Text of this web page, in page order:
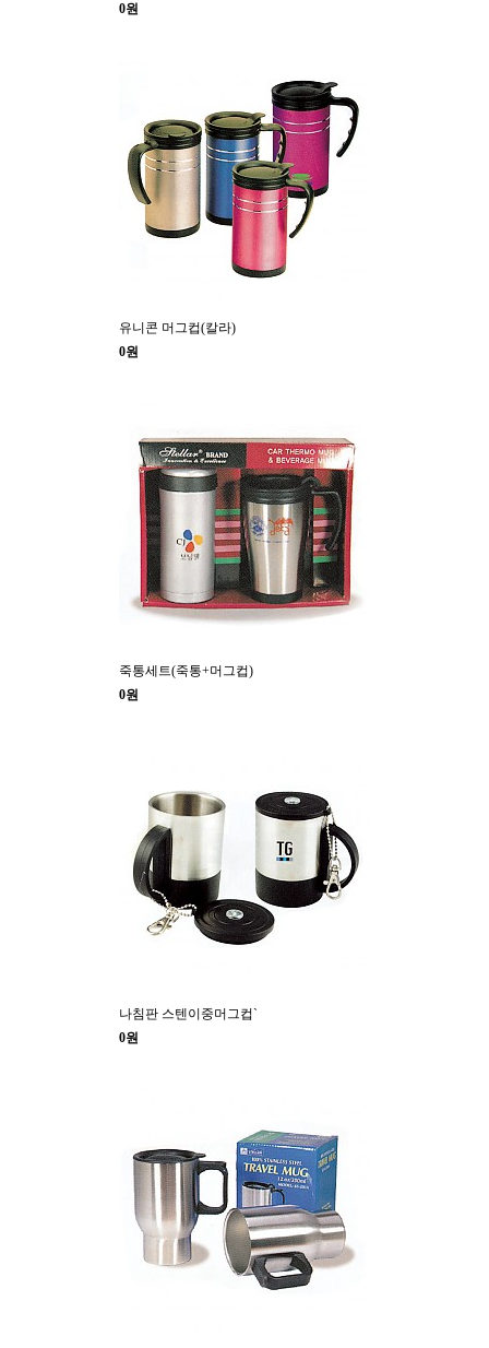
0원
유니콘 머그컵(칼라)
0원
죽통세트(죽통+머그컵)
0원
나침판 스텐이중머그컵`
0원